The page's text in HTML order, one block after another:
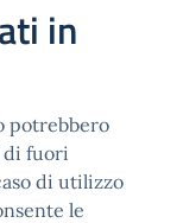
in
potrebbero
di fuori
di utilizzo
le